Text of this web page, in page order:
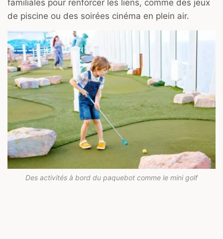
familiales pour renforcer les liens, comme des jeux
de piscine ou des soirées cinéma en plein air.
Des activités à bord du paquebot comme le mini golf